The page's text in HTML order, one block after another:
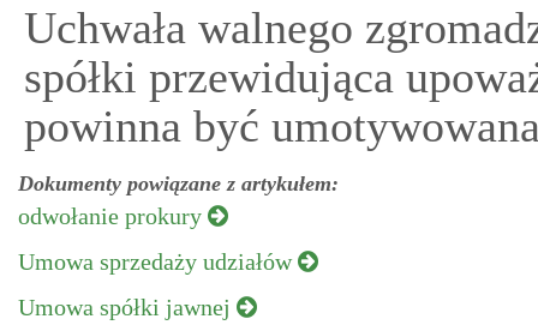
Uchwała walnego
spółki przewidująca
powinna być
Dokumenty powiązane z artykułem:
odwołanie prokury
Umowa sprzedaży udziałów
Umowa spółki jawnej